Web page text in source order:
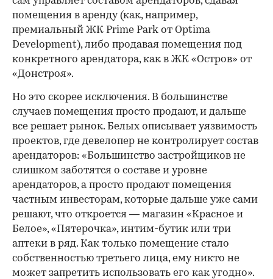
помещения в аренду (как, например,
премиальный ЖК Prime Park от Optima
Development), либо продавая помещения под
конкретного арендатора, как в ЖК «Остров» от
«Донстроя».
Но это скорее исключения. В большинстве
случаев помещения просто продают, и дальше
все решает рынок. Белых описывает уязвимость
проектов, где девелопер не контролирует состав
арендаторов: «Большинство застройщиков не
слишком заботятся о составе и уровне
арендаторов, а просто продают помещения
частным инвесторам, которые дальше уже сами
решают, что откроется — магазин «Красное и
Белое», «Пятерочка», интим-бутик или три
аптеки в ряд. Как только помещение стало
собственностью третьего лица, ему никто не
может запретить использовать его как угодно».